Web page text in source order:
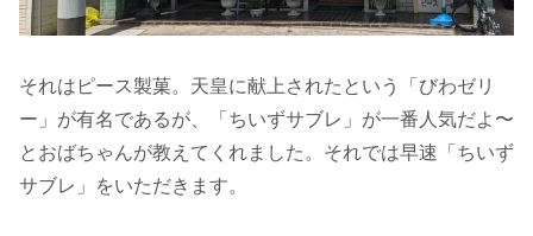
それはピース製菓。天皇に献上されたという「びわゼリ
ー」が有名であるが、「ちいずサブレ」が一番人気だよ〜
とおばちゃんが教えてくれました。それでは早速「ちいず
サブレ」をいただきます。